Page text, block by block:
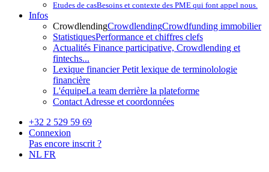
Etudes de casBesoins et contexte des PME qui font appel nous.
Infos
CrowdlendingCrowdlendingCrowdfunding immobilier
StatistiquesPerformance et chiffres clefs
Actualités Finance participative, Crowdlending et
fintechs...
Lexique financierPetit lexique de terminolologie
financière
L'équipeLa team derrière la plateforme
Contact Adresse et coordonnées
+32 2 529 59 69
Connexion
Pas encore inscrit ?
NL FR